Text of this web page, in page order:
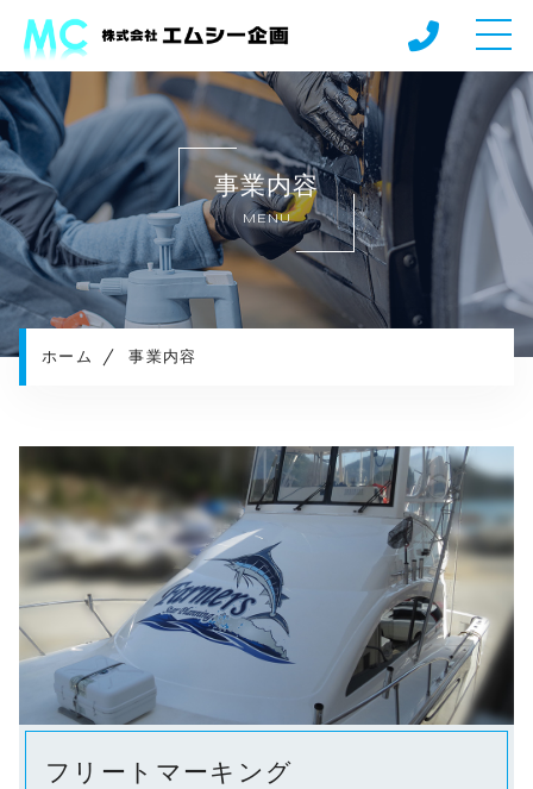
ホーム
当社について
事業内容
施工実績
施工の流れ
よくある質問
コンテンツ
プライバシーポリシー
事業内容
MENU
ホーム 事業内容
フリートマーキング